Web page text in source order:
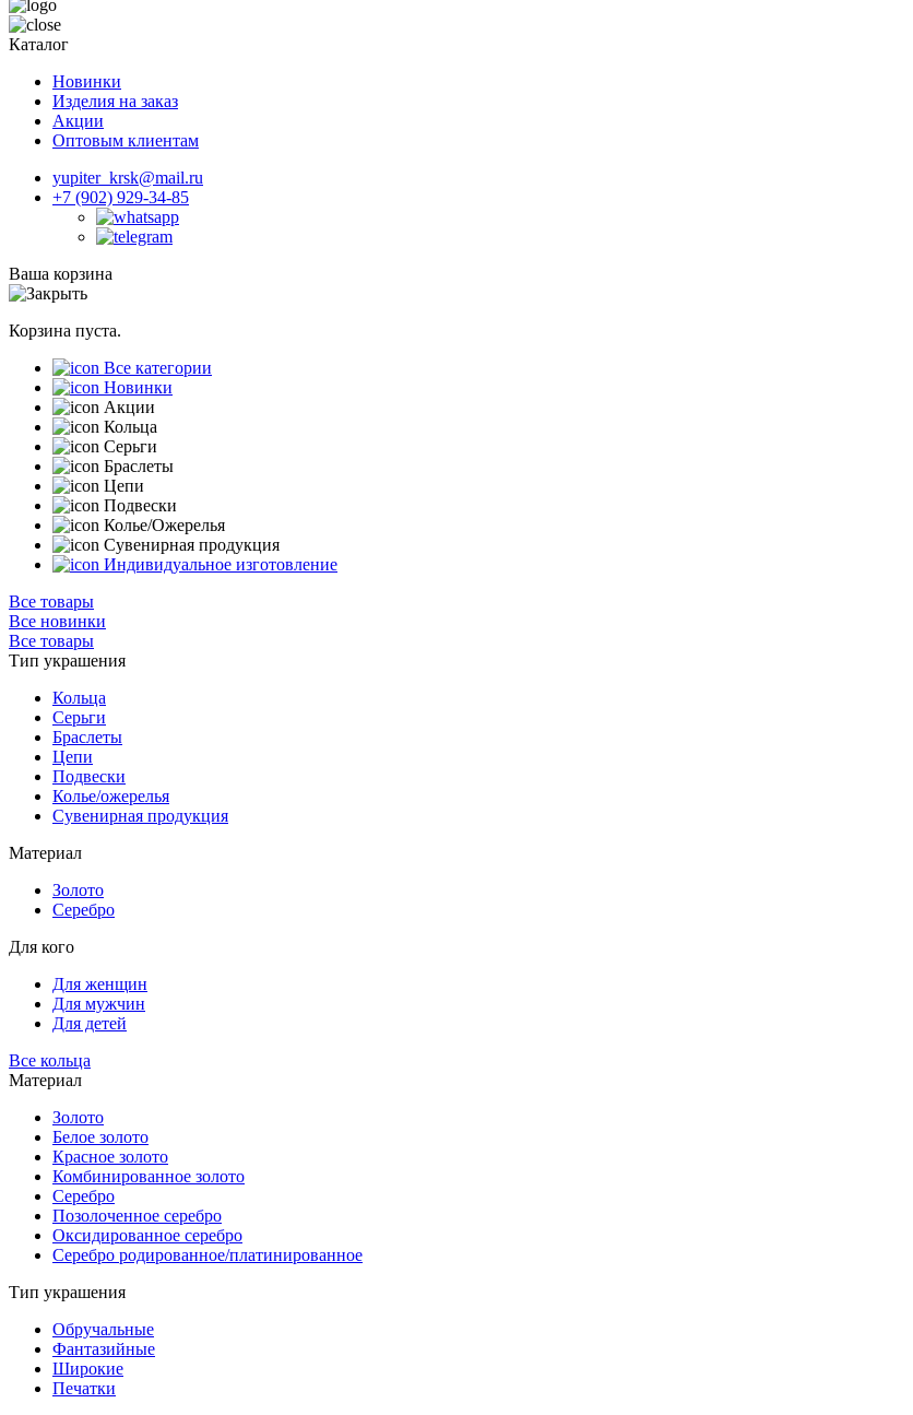
Каталог
Новинки
Изделия на заказ
Акции
Оптовым клиентам
yupiter_krsk@mail.ru
+7 (902) 929-34-85
Ваша корзина
Корзина пуста.
Все категории
Новинки
Акции
Кольца
Серьги
Браслеты
Цепи
Подвески
Колье/Ожерелья
Сувенирная продукция
Индивидуальное изготовление
Все товары
Все новинки
Все товары
Тип украшения
Кольца
Серьги
Браслеты
Цепи
Подвески
Колье/ожерелья
Сувенирная продукция
Материал
Золото
Серебро
Для кого
Для женщин
Для мужчин
Для детей
Все кольца
Материал
Золото
Белое золото
Красное золото
Комбинированное золото
Серебро
Позолоченное серебро
Оксидированное серебро
Серебро родированное/платинированное
Тип украшения
Обручальные
Фантазийные
Широкие
Печатки